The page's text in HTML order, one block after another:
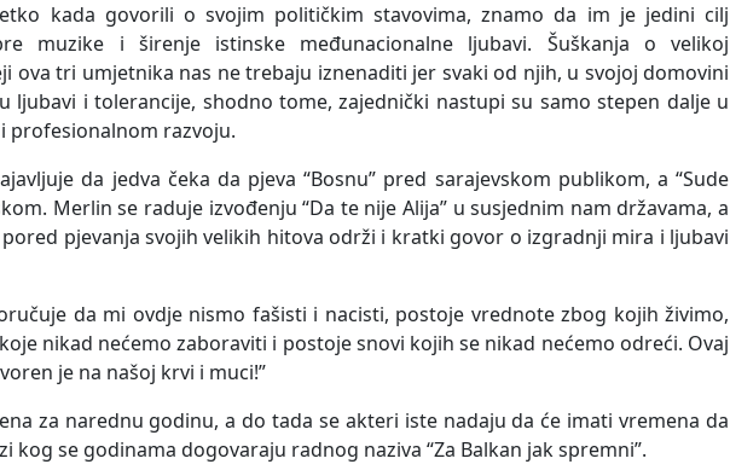
kada govorili o svojim političkim stavovima, znamo da im je jedini cilj
muzike i širenje istinske međunacionalne ljubavi. Šuškanja o velikoj
ova tri umjetnika nas ne trebaju iznenaditi jer svaki od njih, u svojoj domovini
ljubavi i tolerancije, shodno tome, zajednički nastupi su samo stepen dalje u
profesionalnom razvoju.
da jedva čeka da pjeva “Bosnu” pred sarajevskom publikom, a “Sude
Merlin se raduje izvođenju “Da te nije Alija” u susjednim nam državama, a
pjevanja svojih velikih hitova održi i kratki govor o izgradnji mira i ljubavi
da mi ovdje nismo fašisti i nacisti, postoje vrednote zbog kojih živimo,
nikad nećemo zaboraviti i postoje snovi kojih se nikad nećemo odreći. Ovaj
je na našoj krvi i muci!”
za narednu godinu, a do tada se akteri iste nadaju da će imati vremena da
kog se godinama dogovaraju radnog naziva “Za Balkan jak spremni”.